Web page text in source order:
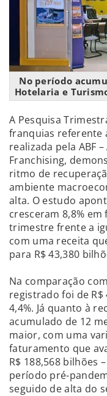
No período
Hotelaria e
A Pesquisa
franquias referente
realizada pela ABF
Franchising,
ritmo de
ambiente
alta. O estudo
cresceram 8,8%
trimestre frente a
com uma receita
para R$ 43,380
Na comparação
registrado foi de R$
4,4%. Já quanto à
acumulado de 12
maior, com uma
faturamento que
R$ 188,568 bilhões
período pré-
seguido de alta do